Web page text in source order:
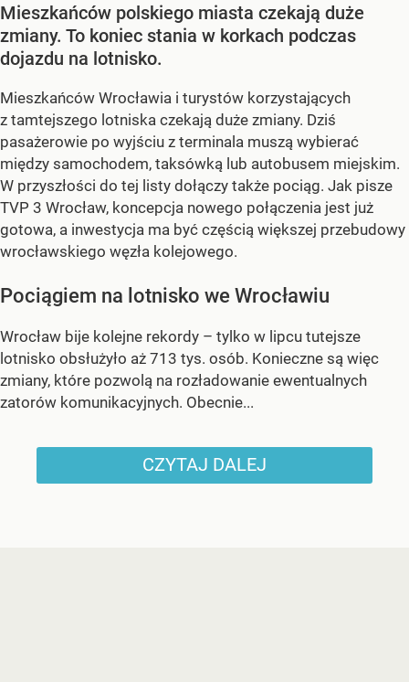
Mieszkańców polskiego miasta czekają duże
zmiany. To koniec stania w korkach podczas
dojazdu na lotnisko.
Mieszkańców Wrocławia i turystów korzystających
z tamtejszego lotniska czekają duże zmiany. Dziś
pasażerowie po wyjściu z terminala muszą wybierać
między samochodem, taksówką lub autobusem miejskim.
W przyszłości do tej listy dołączy także pociąg. Jak pisze
TVP 3 Wrocław, koncepcja nowego połączenia jest już
gotowa, a inwestycja ma być częścią większej przebudowy
wrocławskiego węzła kolejowego.
Pociągiem na lotnisko we Wrocławiu
Wrocław bije kolejne rekordy – tylko w lipcu tutejsze
lotnisko obsłużyło aż 713 tys. osób. Konieczne są więc
zmiany, które pozwolą na rozładowanie ewentualnych
zatorów komunikacyjnych. Obecnie...
CZYTAJ DALEJ